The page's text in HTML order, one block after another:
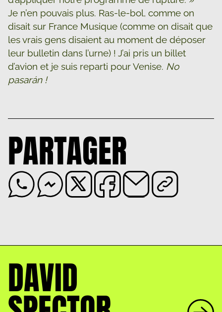
Je n’en pouvais plus. Ras-le-bol, comme on
disait sur France Musique (comme on disait que
les vrais gens disaient au moment de déposer
leur bulletin dans l’urne) ! J’ai pris un billet
d’avion et je suis reparti pour Venise. No
pasarán !
PARTAGER
DAVID